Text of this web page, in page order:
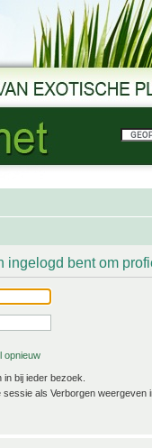
ingelogd bent om
opnieuw
bij ieder bezoek.
sessie als Verborgen weergeven